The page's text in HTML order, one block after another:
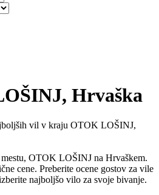
Hrvaška
vil v kraju OTOK LOŠINJ,
OTOK LOŠINJ na Hrvaškem.
cene. Preberite ocene gostov za vile
najboljšo vilo za svoje bivanje.